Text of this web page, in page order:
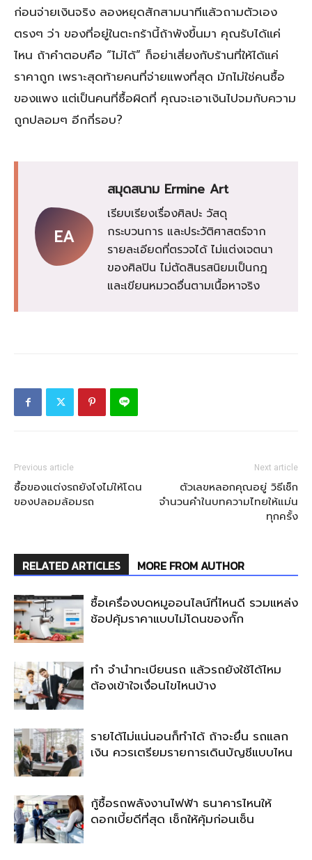
ก่อนจ่ายเงินจริง ลองหยุดสักสามนาทีแล้วถามตัวเอง
ตรงๆ ว่า ของที่อยู่ในตะกร้านี้ถ้าพังขึ้นมา คุณรับได้แค่
ไหน ถ้าคำตอบคือ “ไม่ได้” ก็อย่าเสี่ยงกับร้านที่ให้ได้แค่
ราคาถูก เพราะสุดท้ายคนที่จ่ายแพงที่สุด มักไม่ใช่คนซื้อ
ของแพง แต่เป็นคนที่ซื้อผิดที่ คุณจะเอาเงินไปจมกับความ
ถูกปลอมๆ อีกกี่รอบ?
EA
สมุดสนาม Ermine Art
เรียบเรียงเรื่องศิลปะ วัสดุ
กระบวนการ และประวัติศาสตร์จาก
รายละเอียดที่ตรวจได้ ไม่แต่งเจตนา
ของศิลปิน ไม่ตัดสินรสนิยมเป็นกฎ
และเขียนหมวดอื่นตามเนื้อหาจริง
Previous article
ซื้อของแต่งรถยังไงไม่ให้โดน
ของปลอมล้อมรถ
Next article
ตัวเลขหลอกคุณอยู่ วิธีเช็ก
จำนวนคำในบทความไทยให้แม่น
ทุกครั้ง
RELATED ARTICLES MORE FROM AUTHOR
ซื้อเครื่องบดหมูออนไลน์ที่ไหนดี รวมแหล่ง
ช้อปคุ้มราคาแบบไม่โดนของกั๊ก
ทำ จำนำทะเบียนรถ แล้วรถยังใช้ได้ไหม
ต้องเข้าใจเงื่อนไขไหนบ้าง
รายได้ไม่แน่นอนก็ทำได้ ถ้าจะยื่น รถแลก
เงิน ควรเตรียมรายการเดินบัญชีแบบไหน
กู้ซื้อรถพลังงานไฟฟ้า ธนาคารไหนให้
ดอกเบี้ยดีที่สุด เช็กให้คุ้มก่อนเซ็น